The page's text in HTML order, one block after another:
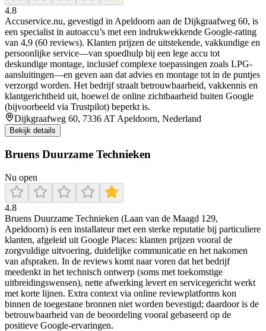
4.8
Accuservice.nu, gevestigd in Apeldoorn aan de Dijkgraafweg 60, is
een specialist in autoaccu’s met een indrukwekkende Google-rating
van 4,9 (60 reviews). Klanten prijzen de uitstekende, vakkundige en
persoonlijke service—van spoedhulp bij een lege accu tot
deskundige montage, inclusief complexe toepassingen zoals LPG-
aansluitingen—en geven aan dat advies en montage tot in de puntjes
verzorgd worden. Het bedrijf straalt betrouwbaarheid, vakkennis en
klantgerichtheid uit, hoewel de online zichtbaarheid buiten Google
(bijvoorbeeld via Trustpilot) beperkt is.
Dijkgraafweg 60, 7336 AT Apeldoorn, Nederland
Bekijk details
Bruens Duurzame Technieken
Nu open
4.8
Bruens Duurzame Technieken (Laan van de Maagd 129,
Apeldoorn) is een installateur met een sterke reputatie bij particuliere
klanten, afgeleid uit Google Places: klanten prijzen vooral de
zorgvuldige uitvoering, duidelijke communicatie en het nakomen
van afspraken. In de reviews komt naar voren dat het bedrijf
meedenkt in het technisch ontwerp (soms met toekomstige
uitbreidingswensen), nette afwerking levert en servicegericht werkt
met korte lijnen. Extra context via online reviewplatforms kon
binnen de toegestane bronnen niet worden bevestigd; daardoor is de
betrouwbaarheid van de beoordeling vooral gebaseerd op de
positieve Google-ervaringen.